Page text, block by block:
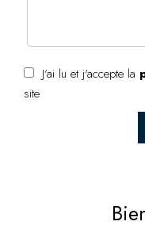
J’ai lu et j'accepte la
site